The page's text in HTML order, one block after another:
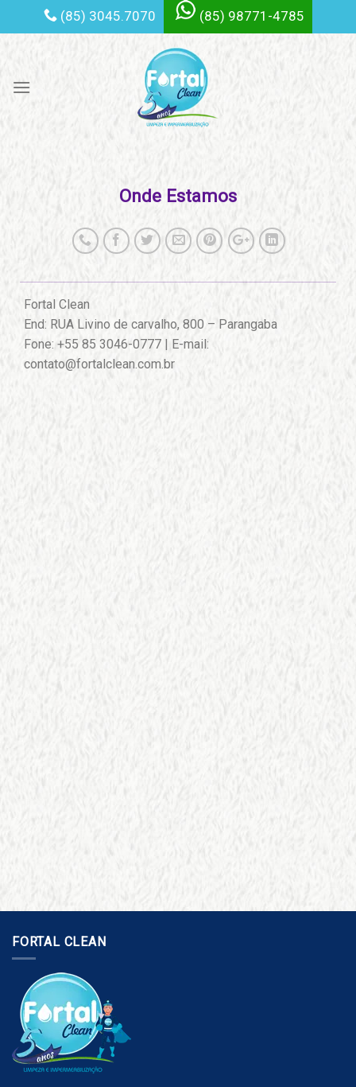
(85) 3045.7070 (85) 98771-4785
Onde Estamos
Fortal Clean
End: RUA Livino de carvalho, 800 – Parangaba
Fone: +55 85 3046-0777 | E-mail:
contato@fortalclean.com.br
FORTAL CLEAN